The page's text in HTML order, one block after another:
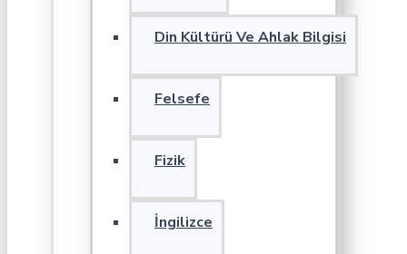
Din Kültürü Ve Ahlak Bilgisi
Felsefe
Fizik
İngilizce